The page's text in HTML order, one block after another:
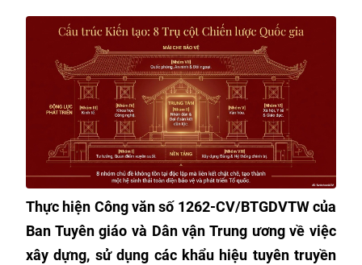
Thực hiện Công văn số 1262-CV/BTGDVTW của
Ban Tuyên giáo và Dân vận Trung ương về việc
xây dựng, sử dụng các khẩu hiệu tuyên truyền